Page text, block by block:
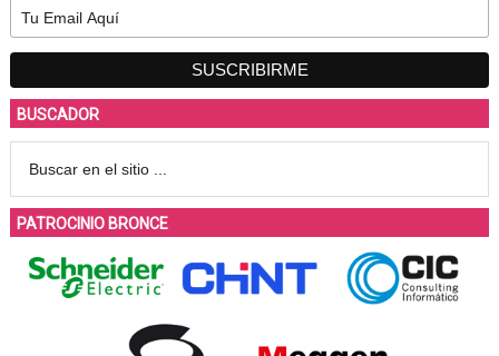
BUSCADOR
PATROCINIO BRONCE